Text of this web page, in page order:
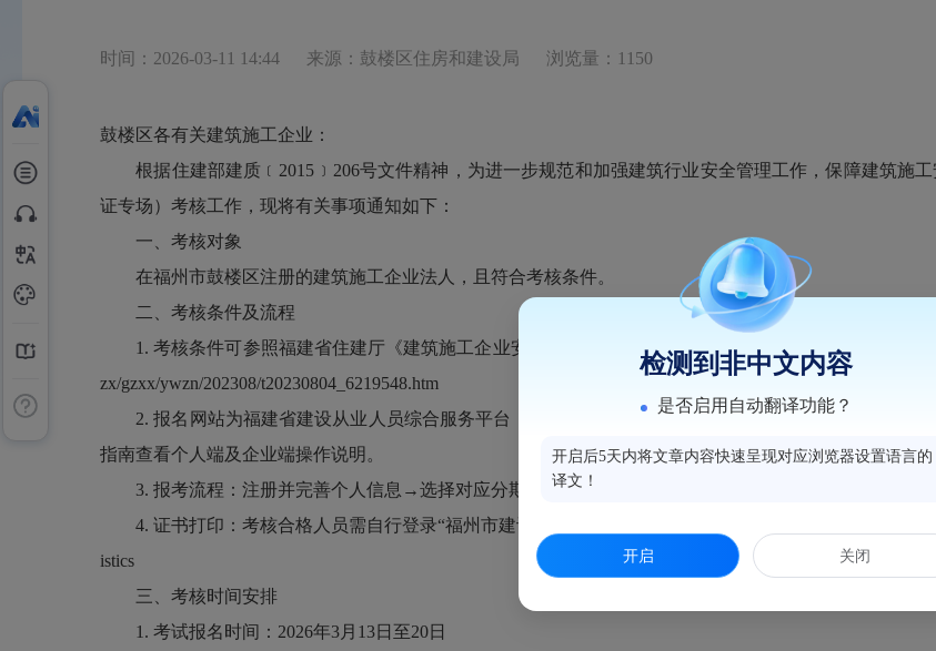
时间：2026-03-11 14:44 来源：鼓楼区住房和建设局 浏览量：1150
鼓楼区各有关建筑施工企业：
根据住建部建质﹝2015﹞206号文件精神，为进一步规范和加强建筑行业安全管理工作，保障建筑施
证专场）考核工作，现将有关事项通知如下：
一、考核对象
在福州市鼓楼区注册的建筑施工企业法人，且符合考核条件。
二、考核条件及流程
1. 考核条件可参照福建省住建厅《建筑施工企业安全生产管理人员考核合格证书办事指南》，具体内容
zx/gzxx/ywzn/202308/t20230804_6219548.htm
2. 报名网站为福建省建设从业人员综合服务平台，网址：http://220.160.52.118:9084/portalWeb/
指南查看个人端及企业端操作说明。
3. 报考流程：注册并完善个人信息→选择对应分期报名→企业确认提交→鼓楼区住建局审核报考资格
4. 证书打印：考核合格人员需自行登录“福州市建设从业人员综合服务平台”打印电子证书，网址：http://
istics
三、考核时间安排
1. 考试报名时间：2026年3月13日至20日
检测到非中文内容
是否启用自动翻译功能？
开启后5天内将文章内容快速呈现对应浏览器设置语言的
译文！
开启 关闭